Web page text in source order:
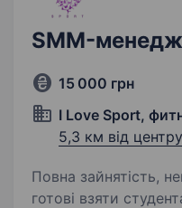
SMM-
15 000 грн
I Love Sport,
5,3 км від центру
Повна зайнятість,
готові взяти